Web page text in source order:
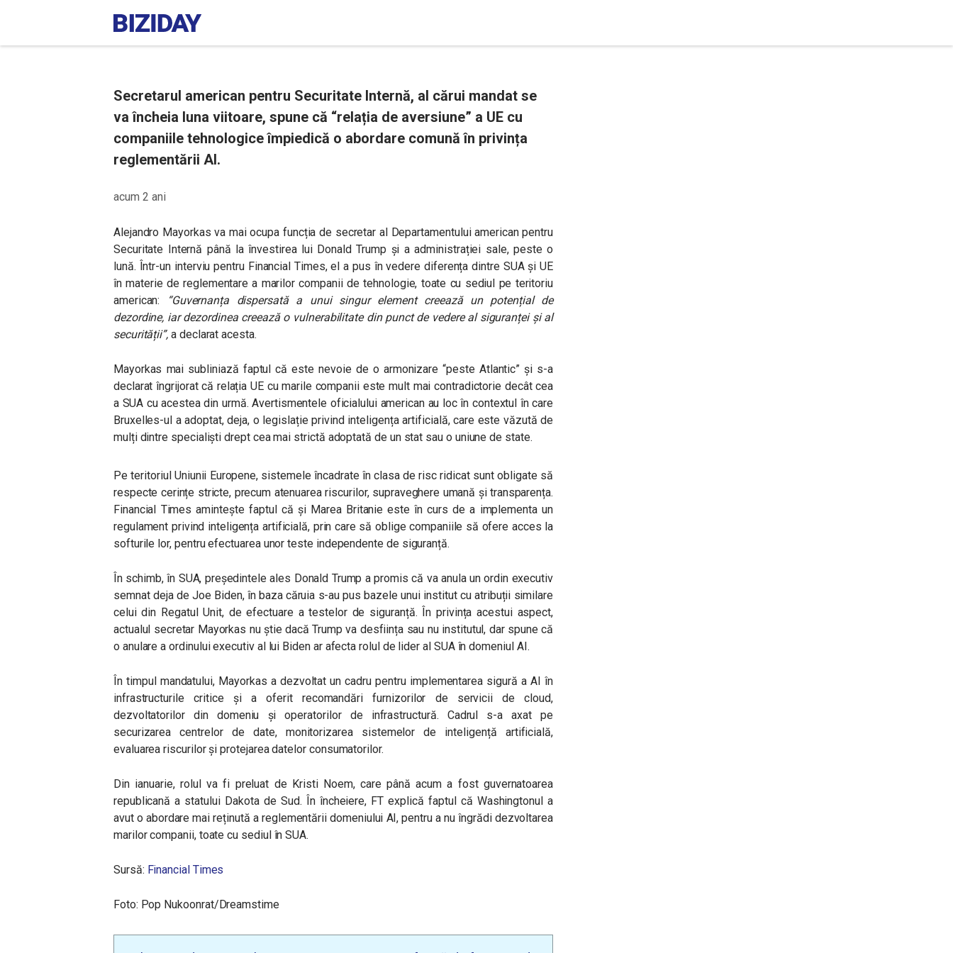
Secretarul american pentru Securitate Internă, al cărui mandat se
va încheia luna viitoare, spune că “relația de aversiune” a UE cu
companiile tehnologice împiedică o abordare comună în privința
reglementării AI.
acum 2 ani
Alejandro Mayorkas va mai ocupa funcția de secretar al Departamentului american pentru
Securitate Internă până la învestirea lui Donald Trump și a administrației sale, peste o
lună. Într-un interviu pentru Financial Times, el a pus în vedere diferența dintre SUA și UE
în materie de reglementare a marilor companii de tehnologie, toate cu sediul pe teritoriu
american:
“Guvernanța dispersată a unui singur element creează un potențial de
dezordine, iar dezordinea creează o vulnerabilitate din punct de vedere al siguranței și al
securității”, a declarat acesta.
Mayorkas mai subliniază faptul că este nevoie de o armonizare “peste Atlantic” și s-a
declarat îngrijorat că relația UE cu marile companii este mult mai contradictorie decât cea
a SUA cu acestea din urmă. Avertismentele oficialului american au loc în contextul în care
Bruxelles-ul a adoptat, deja, o legislație privind inteligența artificială, care este văzută de
mulți dintre specialiști drept cea mai strictă adoptată de un stat sau o uniune de state.
Pe teritoriul Uniunii Europene, sistemele încadrate în clasa de risc ridicat sunt obligate să
respecte cerințe stricte, precum atenuarea riscurilor, supraveghere umană și transparența.
Financial Times amintește faptul că și Marea Britanie este în curs de a implementa un
regulament privind inteligența artificială, prin care să oblige companiile să ofere acces la
softurile lor, pentru efectuarea unor teste independente de siguranță.
În schimb, în SUA, președintele ales Donald Trump a promis că va anula un ordin executiv
semnat deja de Joe Biden, în baza căruia s-au pus bazele unui institut cu atribuții similare
celui din Regatul Unit, de efectuare a testelor de siguranță. În privința acestui aspect,
actualul secretar Mayorkas nu știe dacă Trump va desființa sau nu institutul, dar spune că
o anulare a ordinului executiv al lui Biden ar afecta rolul de lider al SUA în domeniul AI.
În timpul mandatului, Mayorkas a dezvoltat un cadru pentru implementarea sigură a AI în
infrastructurile critice și a oferit recomandări furnizorilor de servicii de cloud,
dezvoltatorilor din domeniu și operatorilor de infrastructură. Cadrul s-a axat pe
securizarea centrelor de date, monitorizarea sistemelor de inteligență artificială,
evaluarea riscurilor și protejarea datelor consumatorilor.
Din ianuarie, rolul va fi preluat de Kristi Noem, care până acum a fost guvernatoarea
republicană a statului Dakota de Sud. În încheiere, FT explică faptul că Washingtonul a
avut o abordare mai reținută a reglementării domeniului AI, pentru a nu îngrădi dezvoltarea
marilor companii, toate cu sediul în SUA.
Sursă: Financial Times
Foto: Pop Nukoonrat/Dreamstime